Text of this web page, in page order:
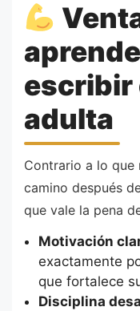
escribir
adulta
Contrario a lo que
camino después
que vale la pena
Motivación
exactamente
que fortalece
Disciplina